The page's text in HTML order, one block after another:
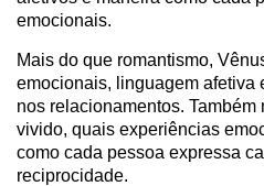
emocionais.
Mais do que romantismo,
emocionais, linguagem afetiva
nos relacionamentos. Também
vivido, quais experiências
como cada pessoa expressa
reciprocidade.